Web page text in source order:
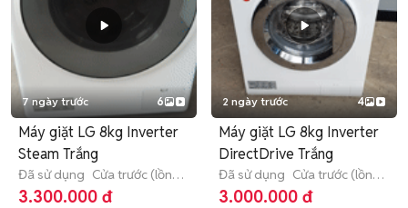
7 ngày trước 6
Máy giặt LG 8kg Inverter
Steam Trắng
Đã sử dụng Cửa trước (lồng
ngang) 8 - 8.9 kg
3.300.000 đ
2 ngày trước 4
Máy giặt LG 8kg Inverter
DirectDrive Trắng
Đã sử dụng Cửa trước (lồng
ngang) 8 - 8.9 kg
3.000.000 đ